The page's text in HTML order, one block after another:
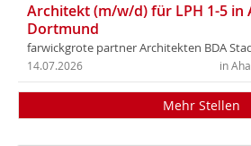
Architekt (m/w/d) für LPH 1-5 in
Dortmund
farwickgrote partner Architekten BDA
in
14.07.2026
Mehr Stellen